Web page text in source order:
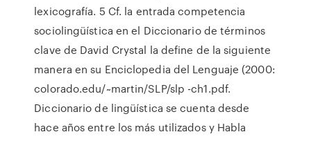
lexicografía. 5 Cf. la entrada competencia
sociolingüística en el Diccionario de términos
clave de David Crystal la define de la siguiente
manera en su Enciclopedia del Lenguaje (2000:
colorado.edu/~martin/SLP/slp -ch1.pdf.
Diccionario de lingüística se cuenta desde
hace años entre los más utilizados y Habla